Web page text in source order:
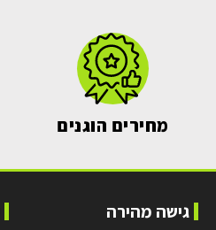
מחירים הוגנים
גישה מהירה